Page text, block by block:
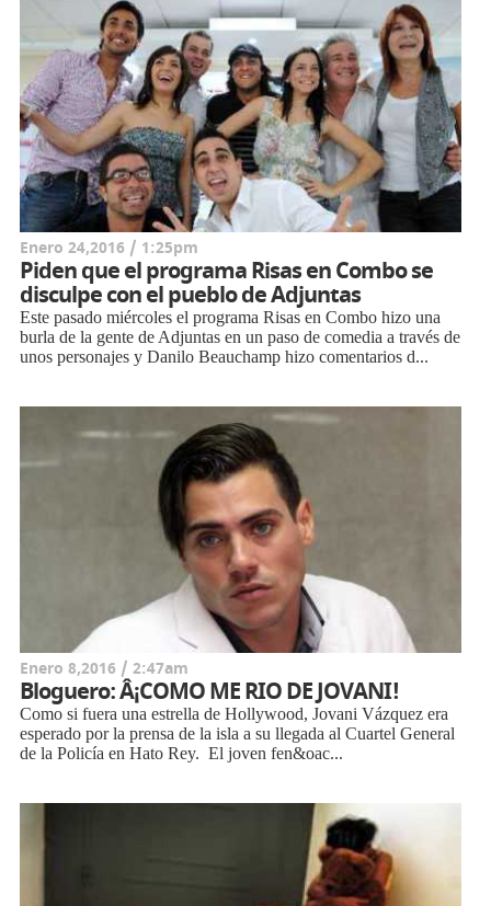
Enero 24,2016 / 1:25pm
Piden que el programa Risas en Combo se
disculpe con el pueblo de Adjuntas
Este pasado miércoles el programa Risas en Combo hizo una
burla de la gente de Adjuntas en un paso de comedia a través de
unos personajes y Danilo Beauchamp hizo comentarios d...
Enero 8,2016 / 2:47am
Bloguero: Â¡COMO ME RIO DE JOVANI!
Como si fuera una estrella de Hollywood, Jovani Vázquez era
esperado por la prensa de la isla a su llegada al Cuartel General
de la Policía en Hato Rey. El joven fen&oac...